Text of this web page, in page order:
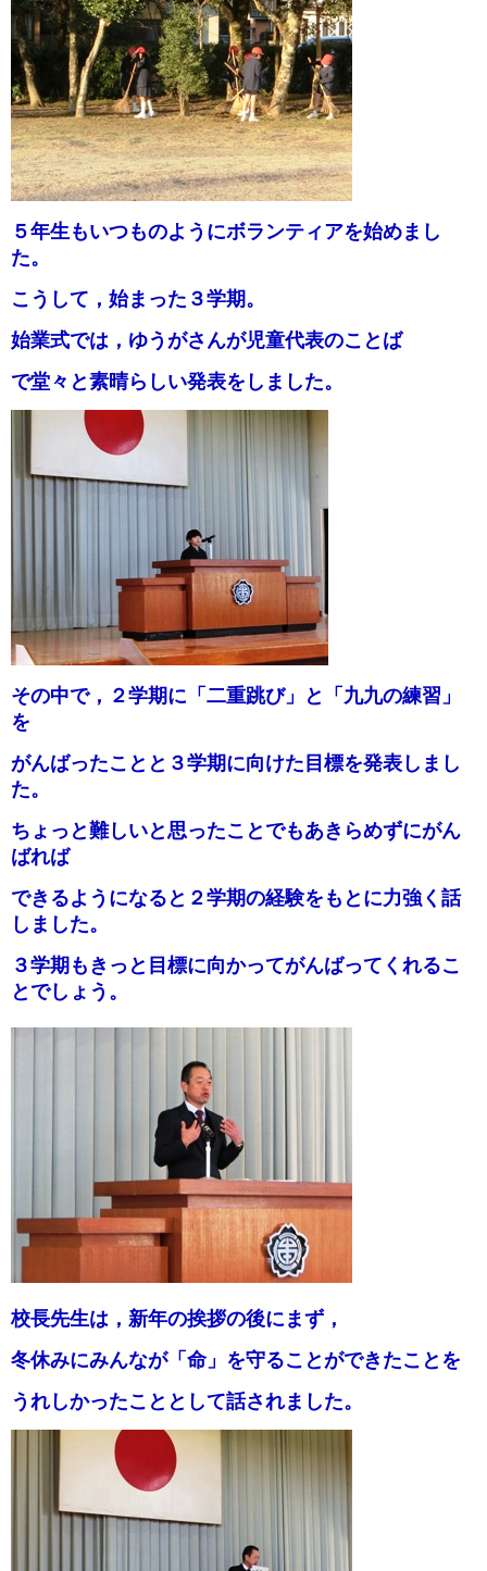
５年生もいつものようにボランティアを始めまし
た。
こうして，始まった３学期。
始業式では，ゆうがさんが児童代表のことば
で堂々と素晴らしい発表をしました。
その中で，２学期に「二重跳び」と「九九の練習」
を
がんばったことと３学期に向けた目標を発表しまし
た。
ちょっと難しいと思ったことでもあきらめずにがん
ばれば
できるようになると２学期の経験をもとに力強く話
しました。
３学期もきっと目標に向かってがんばってくれるこ
とでしょう。
校長先生は，新年の挨拶の後にまず，
冬休みにみんなが「命」を守ることができたことを
うれしかったこととして話されました。